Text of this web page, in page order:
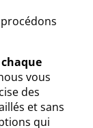
vous
des
et sans
qui